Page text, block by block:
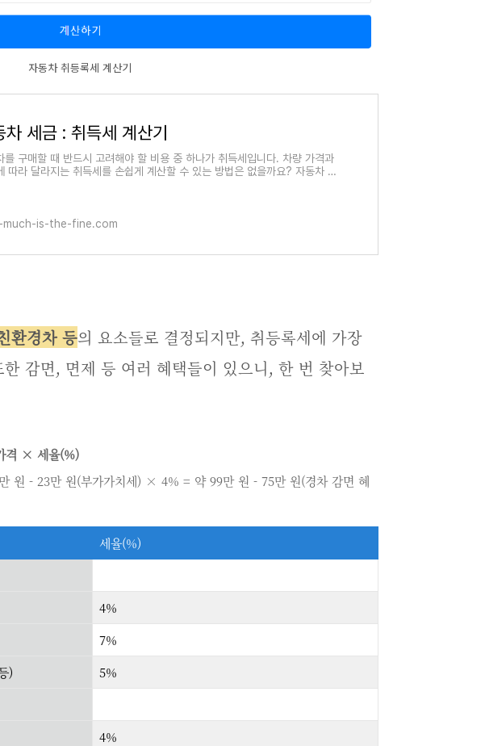
자동차 취등록세 계산기
차 세금 : 취득세 계산기
를 구매할 때 반드시 고려해야 할 비용 중 하나가 취득세입니다. 차량 가격과
따라 달라지는 취득세를 손쉽게 계산할 수 있는 방법은 없을까요? 자동차 취
much-is-the-fine.com
환경차 등의 요소들로 결정되지만, 취등록세에 가장
감면, 면제 등 여러 혜택들이 있으니, 한 번 찾아보
격 × 세율(%)
원 - 23만 원(부가가치세) × 4% = 약 99만 원 - 75만 원(경차 감면 혜
세율(%)
4%
7%
)
5%
4%